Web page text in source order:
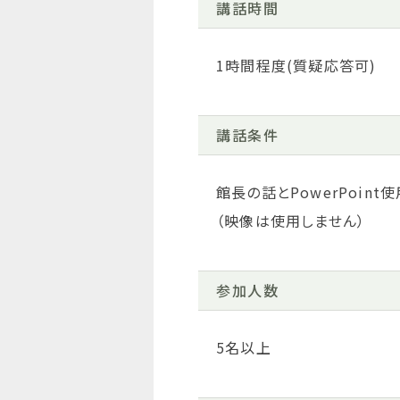
講話時間
1時間程度(質疑応答可)
講話条件
館長の話とPowerPoint使
（映像は使用しません）
参加人数
5名以上